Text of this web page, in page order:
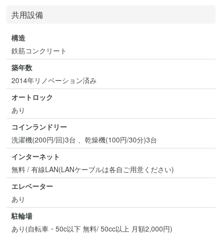
共用設備
構造
鉄筋コンクリート
築年数
2014年リノベーション済み
オートロック
あり
コインランドリー
洗濯機(200円/回)3台 、乾燥機(100円/30分)3台
インターネット
無料 / 有線LAN(LANケーブルは各自ご用意ください)
エレベーター
あり
駐輪場
あり(自転車・50c以下 無料/ 50cc以上 月額2,000円)